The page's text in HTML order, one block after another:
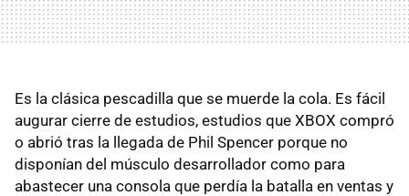
Es la clásica pescadilla que se muerde la cola. Es fácil
augurar cierre de estudios, estudios que XBOX compró
o abrió tras la llegada de Phil Spencer porque no
disponían del músculo desarrollador como para
abastecer una consola que perdía la batalla en ventas y